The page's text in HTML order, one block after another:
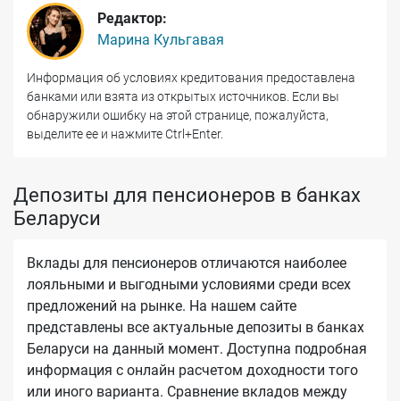
Редактор:
Марина Кульгавая
Информация об условиях кредитования предоставлена
банками или взята из открытых источников. Если вы
обнаружили ошибку на этой странице, пожалуйста,
выделите ее и нажмите Ctrl+Enter.
Депозиты для пенсионеров в банках
Беларуси
Вклады для пенсионеров отличаются наиболее
лояльными и выгодными условиями среди всех
предложений на рынке. На нашем сайте
представлены все актуальные депозиты в банках
Беларуси на данный момент. Доступна подробная
информация с онлайн расчетом доходности того
или иного варианта. Сравнение вкладов между